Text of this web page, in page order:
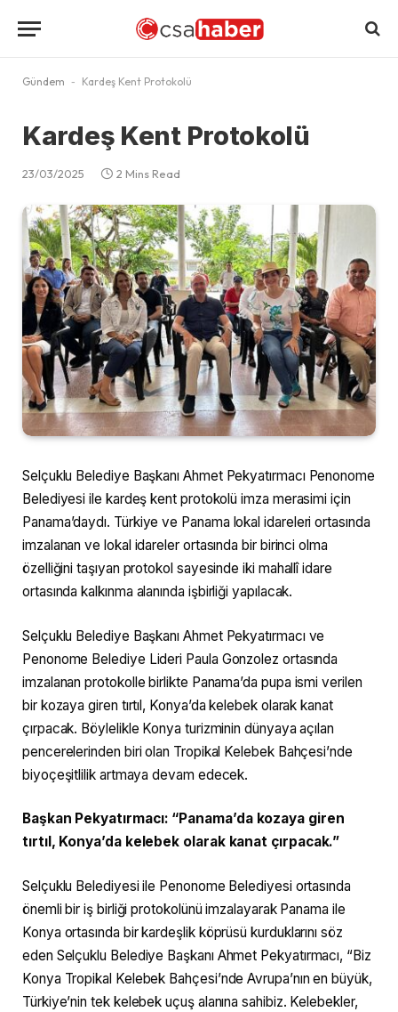
Gündem - Kardeş Kent Protokolü
Kardeş Kent Protokolü
23/03/2025 2 Mins Read
Selçuklu Belediye Başkanı Ahmet Pekyatırmacı Penonome
Belediyesi ile kardeş kent protokolü imza merasimi için
Panama’daydı. Türkiye ve Panama lokal idareleri ortasında
imzalanan ve lokal idareler ortasında bir birinci olma
özelliğini taşıyan protokol sayesinde iki mahallî idare
ortasında kalkınma alanında işbirliği yapılacak.
Selçuklu Belediye Başkanı Ahmet Pekyatırmacı ve
Penonome Belediye Lideri Paula Gonzolez ortasında
imzalanan protokolle birlikte Panama’da pupa ismi verilen
bir kozaya giren tırtıl, Konya’da kelebek olarak kanat
çırpacak. Böylelikle Konya turizminin dünyaya açılan
pencerelerinden biri olan Tropikal Kelebek Bahçesi’nde
biyoçeşitlilik artmaya devam edecek.
Başkan Pekyatırmacı: “Panama’da kozaya giren
tırtıl, Konya’da kelebek olarak kanat çırpacak.”
Selçuklu Belediyesi ile Penonome Belediyesi ortasında
önemli bir iş birliği protokolünü imzalayarak Panama ile
Konya ortasında bir kardeşlik köprüsü kurduklarını söz
eden Selçuklu Belediye Başkanı Ahmet Pekyatırmacı, “Biz
Konya Tropikal Kelebek Bahçesi’nde Avrupa’nın en büyük,
Türkiye’nin tek kelebek uçuş alanına sahibiz. Kelebekler,